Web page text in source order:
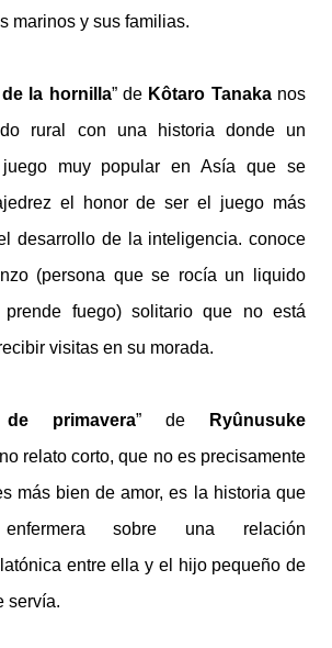
marinos y sus familias.
la hornilla” de Kôtaro Tanaka nos
rural con una historia donde un
muy popular en Asía que se
el honor de ser el juego más
desarrollo de la inteligencia. conoce
(persona que se rocía un liquido
fuego) solitario que no está
visitas en su morada.
primavera” de
Ryûnusuke
relato corto, que no es precisamente
más bien de amor, es la historia que
sobre una relación
entre ella y el hijo pequeño de
servía.